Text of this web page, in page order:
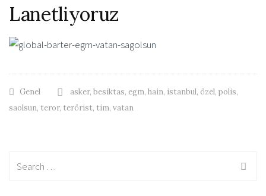
Lanetliyoruz
Genel asker, besiktas, egm, hain, istanbul, özel, polis,
saolsun, teror, terörist, tim, vatan